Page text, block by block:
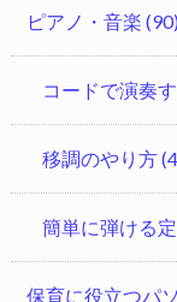
ピアノ・音楽 (90)
コードで演奏
移調のやり方
簡単に弾ける
保育に役立つパ